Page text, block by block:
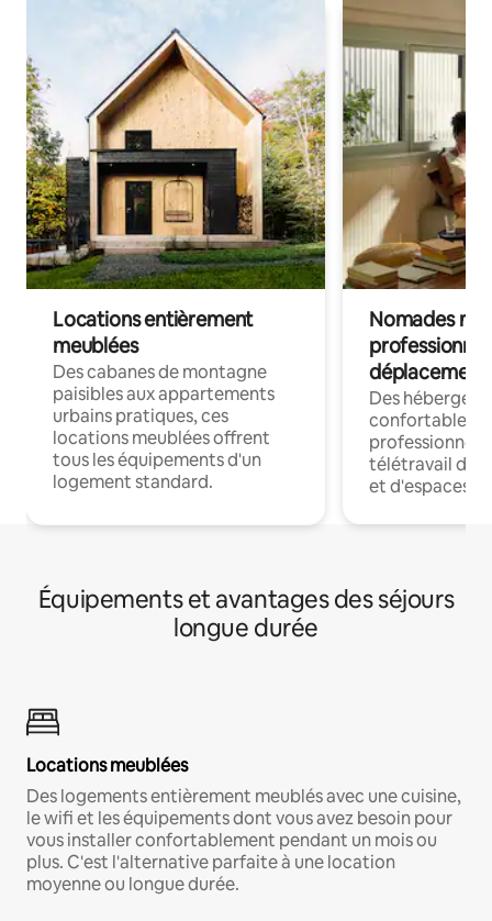
Locations entièrement
meublées
Des cabanes de montagne
paisibles aux appartements
urbains pratiques, ces
locations meublées offrent
tous les équipements d'un
logement standard.
Nomades
déplacement
Des
confortables
professionnels
télétravail
et d'espaces
Équipements et avantages des séjours
longue durée
Locations meublées
Des logements entièrement meublés avec une cuisine,
le wifi et les équipements dont vous avez besoin pour
vous installer confortablement pendant un mois ou
plus. C'est l'alternative parfaite à une location
moyenne ou longue durée.